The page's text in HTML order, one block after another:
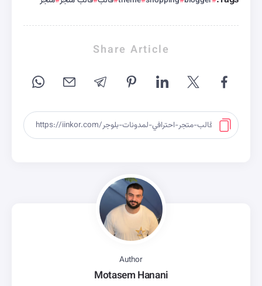
Share Article
Author
Motasem Hanani